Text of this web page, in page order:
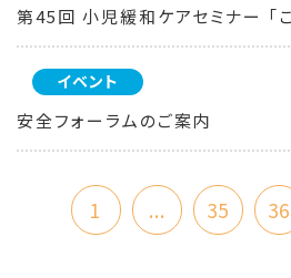
第45回 小児緩和ケアセミナー 「
イベント
安全フォーラムのご案内
1 ... 35 36